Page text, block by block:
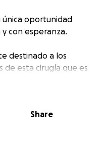
única oportunidad
con esperanza.
destinado a los
de esta cirugía que es
Share